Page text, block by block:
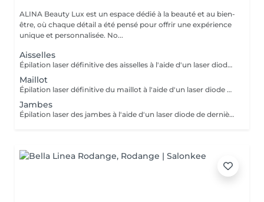
ALINA Beauty Lux est un espace dédié à la beauté et au bien-
être, où chaque détail a été pensé pour offrir une expérience
unique et personnalisée. No...
Aisselles
Épilation laser définitive des aisselles à l'aide d'un laser diode de dernière génération. Le traitement cible le follicule pileux afin de réduire progressivement et durablement la pilosité. À LIRE AVANT VOTRE SÉANCE Rasez la zone 24 heures avant votre rendez-vous. Ne pas épiler à la cire, à la pince ou à l'épilateur électrique (le rasage est autorisé). Évitez toute exposition au soleil, aux UV et aux autobronzants 2 semaines avant et après la séance. Informez-nous si vous prenez un traitement médical (Roaccutane®, certains antibiotiques photosensibilisants ou autres médicaments pouvant augmenter la sensibilité de la peau). Traitement contre-indiqué pendant la grossesse. Ne pas appliquer de rétinol, d'acides exfoliants ou de produits irritants 48 h avant et 48 h après la séance. Une légère rougeur ou sensation de chaleur est normale après le traitement. Plusieurs séances sont nécessaires pour un résultat optimal.
Maillot
Épilation laser définitive du maillot à l'aide d'un laser diode de dernière génération. Le traitement cible le follicule pileux afin de réduire progressivement et durablement la pilosité. À LIRE AVANT VOTRE SÉANCE Rasez la zone à traiter 24 heures avant votre rendez-vous. Ne pas épiler à la cire, à la pince ou à l'épilateur électrique pendant toute la durée du traitement (le rasage est autorisé). Évitez toute exposition au soleil, aux UV et aux autobronzants pendant les 2 semaines avant et après la séance. Informez-nous avant votre rendez-vous si vous prenez un traitement médical ou des compléments alimentaires. Certains médicaments peuvent être incompatibles avec l'épilation laser (ex. Roaccutane®, certains antibiotiques photosensibilisants et autres traitements augmentant la sensibilité de la peau). Le traitement est contre-indiqué pendant la grossesse. N'appliquez pas de rétinol, d'acides exfoliants, de gommages ou de produits irritants sur la zone 48 heures avant et 48 heures après la séance. Une légère rougeur ou une sensation de chaleur est normale après le traitement et disparaît généralement en quelques heures. Plusieurs séances sont nécessaires pour obtenir une réduction durable de la pilosité. En cas de doute concernant votre traitement médical ou votre état de santé, contactez-nous avant votre rendez-vous. Une séance présentant une contre-indication ne pourra pas être réalisée.
Jambes
Épilation laser des jambes à l'aide d'un laser diode de dernière génération. Le traitement cible le follicule pileux afin de réduire progressivement et durablement la pilosité. À LIRE AVANT VOTRE SÉANCE Rasez la zone 24 heures avant votre rendez-vous. Ne pas épiler à la cire, à la pince ou à l'épilateur électrique (le rasage est autorisé). Évitez toute exposition au soleil, aux UV et aux autobronzants 2 semaines avant et après la séance. Informez-nous si vous prenez un traitement médical pouvant être incompatible avec le laser. Traitement contre-indiqué pendant la grossesse. Ne pas appliquer de rétinol, d'acides exfoliants ou de produits irritants 48 h avant et 48 h après la séance. Une légère rougeur ou sensation de chaleur est normale après le traitement. Plusieurs séances sont nécessaires pour un résultat optimal.